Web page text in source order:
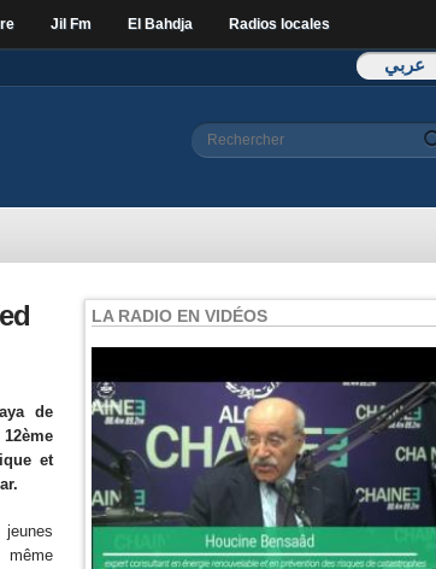
Jil Fm El Bahdja Radios locales
عربي
Formulaire de
Rechercher
de
et
LA RADIO EN VIDÉOS